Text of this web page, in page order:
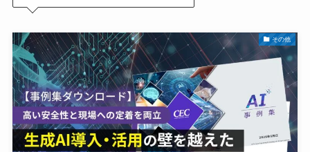
その他